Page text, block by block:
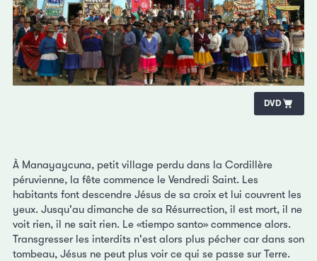
DVD
À Manayaycuna, petit village perdu dans la Cordillère
péruvienne, la fête commence le Vendredi Saint. Les
habitants font descendre Jésus de sa croix et lui couvrent les
yeux. Jusqu'au dimanche de sa Résurrection, il est mort, il ne
voit rien, il ne sait rien. Le «tiempo santo» commence alors.
Transgresser les interdits n'est alors plus pécher car dans son
tombeau, Jésus ne peut plus voir ce qui se passe sur Terre.